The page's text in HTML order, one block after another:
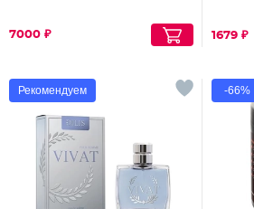
7000 ₽ 1679 ₽
Рекомендуем -66%